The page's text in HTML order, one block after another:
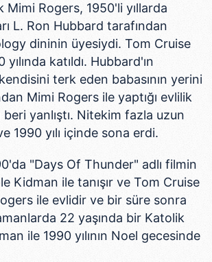
Mimi Rogers, 1950'li yıllarda
L. Ron Hubbard tarafından
dininin üyesiydi. Tom Cruise
katıldı. Hubbard'ın
terk eden babasının yerini
Mimi Rogers ile yaptığı evlilik
yanlıştı. Nitekim fazla uzun
1990 yılı içinde sona erdi.
"Days Of Thunder" adlı filmin
Kidman ile tanışır ve Tom Cruise
ile evlidir ve bir süre sonra
22 yaşında bir Katolik
ile 1990 yılının Noel gecesinde